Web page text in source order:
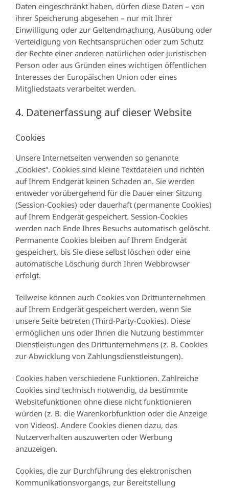
Daten eingeschränkt haben, dürfen diese Daten – von
ihrer Speicherung abgesehen – nur mit Ihrer
Einwilligung oder zur Geltendmachung, Ausübung oder
Verteidigung von Rechtsansprüchen oder zum Schutz
der Rechte einer anderen natürlichen oder juristischen
Person oder aus Gründen eines wichtigen öffentlichen
Interesses der Europäischen Union oder eines
Mitgliedstaats verarbeitet werden.
4. Datenerfassung auf dieser Website
Cookies
Unsere Internetseiten verwenden so genannte
„Cookies“. Cookies sind kleine Textdateien und richten
auf Ihrem Endgerät keinen Schaden an. Sie werden
entweder vorübergehend für die Dauer einer Sitzung
(Session-Cookies) oder dauerhaft (permanente Cookies)
auf Ihrem Endgerät gespeichert. Session-Cookies
werden nach Ende Ihres Besuchs automatisch gelöscht.
Permanente Cookies bleiben auf Ihrem Endgerät
gespeichert, bis Sie diese selbst löschen oder eine
automatische Löschung durch Ihren Webbrowser
erfolgt.
Teilweise können auch Cookies von Drittunternehmen
auf Ihrem Endgerät gespeichert werden, wenn Sie
unsere Seite betreten (Third-Party-Cookies). Diese
ermöglichen uns oder Ihnen die Nutzung bestimmter
Dienstleistungen des Drittunternehmens (z. B. Cookies
zur Abwicklung von Zahlungsdienstleistungen).
Cookies haben verschiedene Funktionen. Zahlreiche
Cookies sind technisch notwendig, da bestimmte
Websitefunktionen ohne diese nicht funktionieren
würden (z. B. die Warenkorbfunktion oder die Anzeige
von Videos). Andere Cookies dienen dazu, das
Nutzerverhalten auszuwerten oder Werbung
anzuzeigen.
Cookies, die zur Durchführung des elektronischen
Kommunikationsvorgangs, zur Bereitstellung